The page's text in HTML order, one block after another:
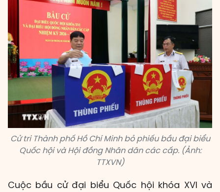
Cử tri Thành phố Hồ Chí Minh bỏ phiếu bầu đại biểu
Quốc hội và Hội đồng Nhân dân các cấp. (Ảnh:
TTXVN)
Cuộc bầu cử đại biểu Quốc hội khóa XVI và